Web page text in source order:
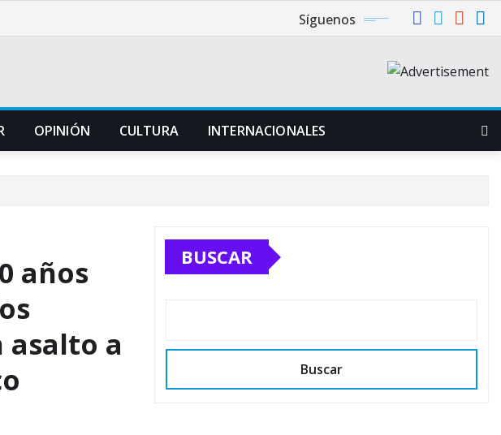
Síguenos
OPINIÓN CULTURA INTERNACIONALES
años
asalto a
BUSCAR
Buscar